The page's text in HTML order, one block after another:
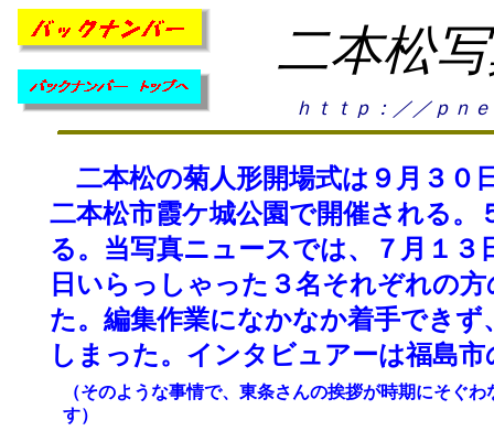
二本松
ｈｔｔｐ：／／ｐｎ
二本松の菊人形開場式は９月３０
二本松市霞ケ城公園で開催される。
る。当写真ニュースでは、７月１
日いらっしゃった３名それぞれの
た。編集作業になかなか着手でき
しまった。インタビュアーは福島
（そのような事情で、東条さんの挨拶が時期にそぐ
す）